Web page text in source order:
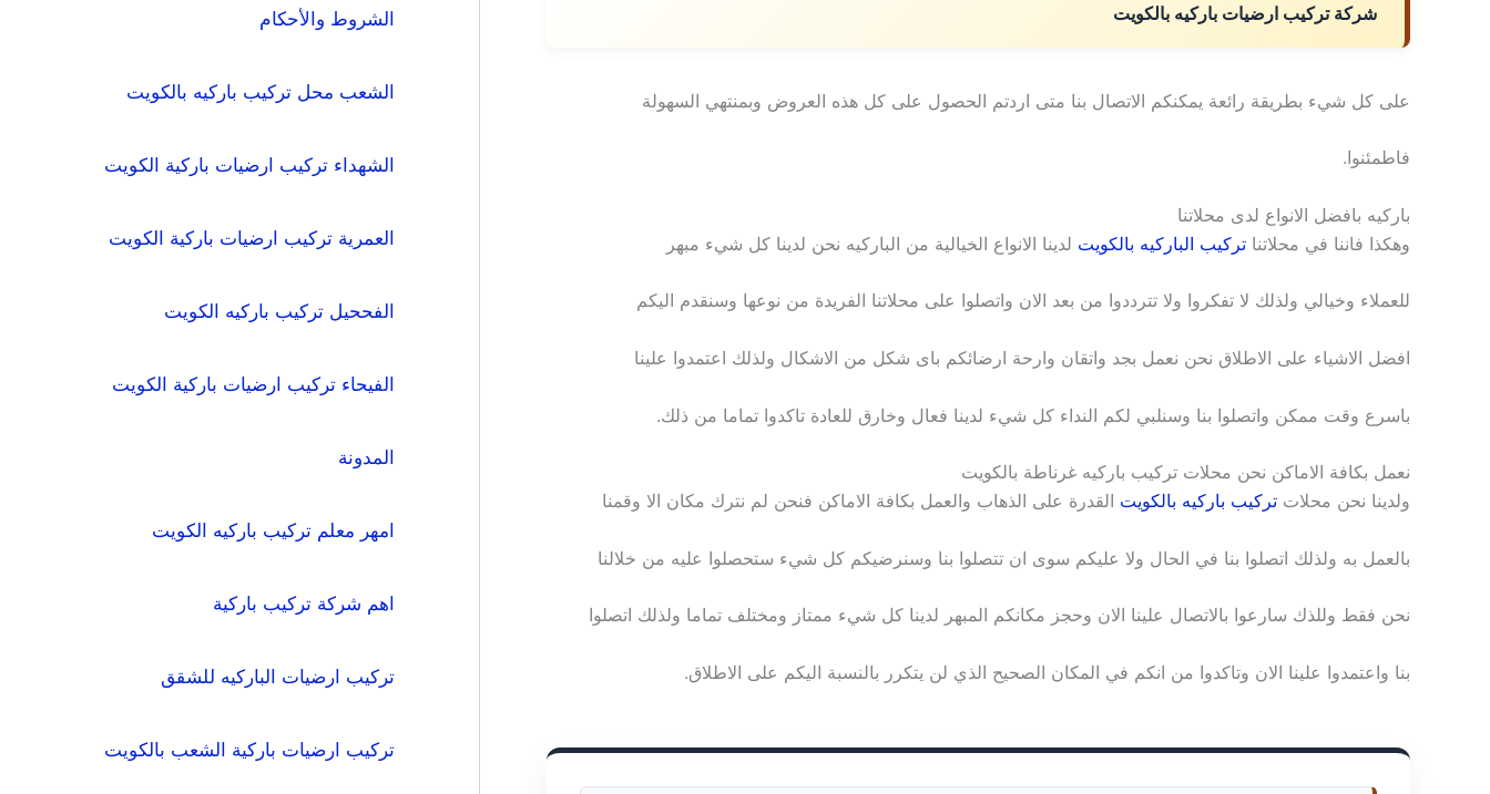
شركة تركيب ارضيات باركيه بالكويت
على كل شيء بطريقة رائعة يمكنكم الاتصال بنا متى اردتم الحصول على كل هذه العروض وبمنتهي السهولة
فاطمئنوا.
باركيه بافضل الانواع لدى محلاتنا
وهكذا فاننا في محلاتنا تركيب الباركيه بالكويت لدينا الانواع الخيالية من الباركيه نحن لدينا كل شيء مبهر
للعملاء وخيالي ولذلك لا تفكروا ولا تترددوا من بعد الان واتصلوا على محلاتنا الفريدة من نوعها وسنقدم اليكم
افضل الاشياء على الاطلاق نحن نعمل بجد واتقان وارحة ارضائكم باى شكل من الاشكال ولذلك اعتمدوا علينا
باسرع وقت ممكن واتصلوا بنا وسنلبي لكم النداء كل شيء لدينا فعال وخارق للعادة تاكدوا تماما من ذلك.
نعمل بكافة الاماكن نحن محلات تركيب باركيه غرناطة بالكويت
ولدينا نحن محلات تركيب باركيه بالكويت القدرة على الذهاب والعمل بكافة الاماكن فنحن لم نترك مكان الا وقمنا
بالعمل به ولذلك اتصلوا بنا في الحال ولا عليكم سوى ان تتصلوا بنا وسنرضيكم كل شيء ستحصلوا عليه من خلالنا
نحن فقط وللذك سارعوا بالاتصال علينا الان وحجز مكانكم المبهر لدينا كل شيء ممتاز ومختلف تماما ولذلك اتصلوا
بنا واعتمدوا علينا الان وتاكدوا من انكم في المكان الصحيح الذي لن يتكرر بالنسبة اليكم على الاطلاق.
الشروط والأحكام
الشعب محل تركيب باركيه بالكويت
الشهداء تركيب ارضيات باركية الكويت
العمرية تركيب ارضيات باركية الكويت
الفححيل تركيب باركيه الكويت
الفيحاء تركيب ارضيات باركية الكويت
المدونة
امهر معلم تركيب باركيه الكويت
اهم شركة تركيب باركية
تركيب ارضيات الباركيه للشقق
تركيب ارضيات باركية الشعب بالكويت